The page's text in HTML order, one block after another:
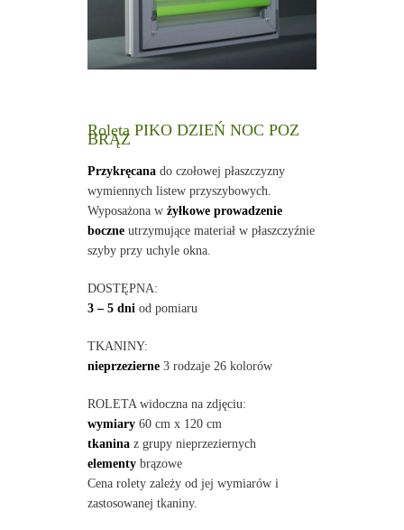
Roleta PIKO DZIEŃ NOC POZ
BRĄZ
Przykręcanado czołowej płaszczyzny
wymiennych listew przyszybowych.
Wyposażona w żyłkowe prowadzenie
boczneutrzymujące materiał w płaszczyźnie
szyby przy uchyle okna.
DOSTĘPNA:
3 – 5 dniod pomiaru
TKANINY:
nieprzezierne3 rodzaje 26 kolorów
ROLETA widoczna na zdjęciu:
wymiary60 cm x 120 cm
tkaninaz grupy nieprzeziernych
elementybrązowe
Cena rolety zależy od jej wymiarów i
zastosowanej tkaniny.